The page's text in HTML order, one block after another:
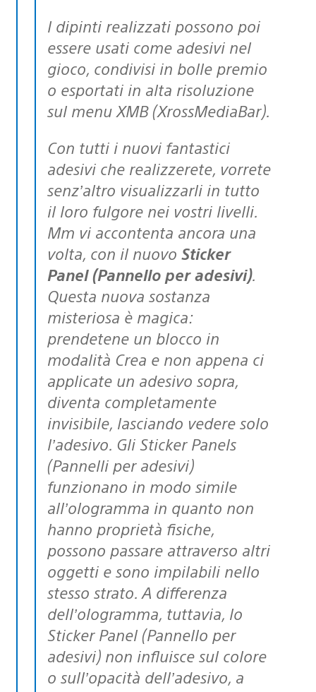
I dipinti realizzati possono poi
essere usati come adesivi nel
gioco, condivisi in bolle premio
o esportati in alta risoluzione
sul menu XMB (XrossMediaBar).
Con tutti i nuovi fantastici
adesivi che realizzerete, vorrete
senz’altro visualizzarli in tutto
il loro fulgore nei vostri livelli.
Mm vi accontenta ancora una
volta, con il nuovo Sticker
Panel (Pannello per adesivi).
Questa nuova sostanza
misteriosa è magica:
prendetene un blocco in
modalità Crea e non appena ci
applicate un adesivo sopra,
diventa completamente
invisibile, lasciando vedere solo
l’adesivo. Gli Sticker Panels
(Pannelli per adesivi)
funzionano in modo simile
all’ologramma in quanto non
hanno proprietà fisiche,
possono passare attraverso altri
oggetti e sono impilabili nello
stesso strato. A differenza
dell’ologramma, tuttavia, lo
Sticker Panel (Pannello per
adesivi) non influisce sul colore
o sull’opacità dell’adesivo, a